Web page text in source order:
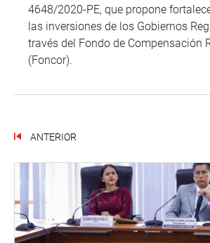
4648/2020-PE, que propone
las inversiones de los Gobiernos
través del Fondo de Compensación
(Foncor).
ANTERIOR